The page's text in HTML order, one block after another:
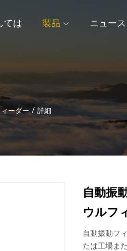
ては 製品 ニュース
ーダー / 詳細
自動振
ウルフ
自動振動フ
たは工場ま